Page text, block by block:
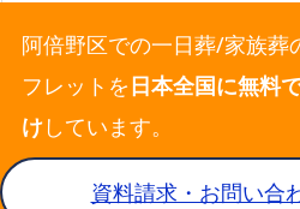
阿倍野区での一日葬/家族葬
フレットを日本全国に無料
けしています。
資料請求・お問い合